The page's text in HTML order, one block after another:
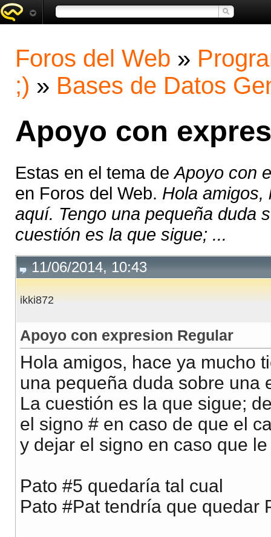
Foros del Web »
;) » Bases de Datos
Apoyo con
Estas en el tema deApoyo con
en Foros del Web. Hola amigos,
aquí. Tengo una pequeña duda
cuestión es la que sigue; ...
11/06/2014, 10:43
ikki872
Apoyo con expresion Regular
Hola amigos, hace ya mucho
una pequeña duda sobre una
La cuestión es la que sigue;
el signo # en caso de que el
y dejar el signo en caso que
Pato #5 quedaría tal cual
Pato #Pat tendría que quedar